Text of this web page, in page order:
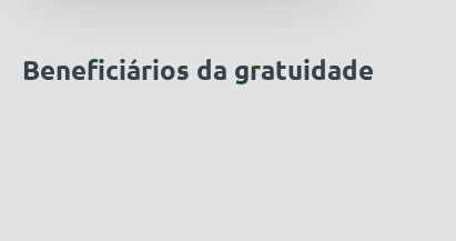
Beneficiários da gratuidade